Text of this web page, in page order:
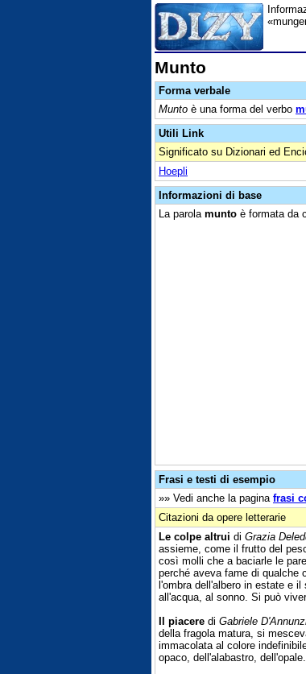
Munto
Forma verbale
Munto è una forma del verbo
Utili Link
Significato su Dizionari ed
Hoepli
Informazioni di base
La parola munto è formata da
Frasi e testi di esempio
»» Vedi anche la pagina frasi
Citazioni da opere letterarie
Le colpe altrui di Grazia
assieme, come il frutto del
così molli che a baciarle le
perché aveva fame di qualche
l'ombra dell'albero in estate e il
all'acqua, al sonno. Si può
Il piacere di Gabriele
della fragola matura, si
immacolata al colore
opaco, dell'alabastro, dell'opale.